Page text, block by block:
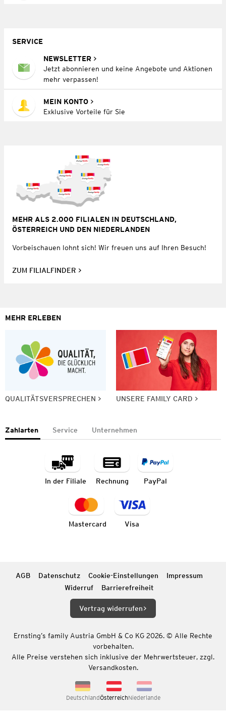
SERVICE
NEWSLETTER
Jetzt abonnieren und keine Angebote und Aktionen
mehr verpassen!
MEIN KONTO
Exklusive Vorteile für Sie
MEHR ALS 2.000 FILIALEN IN DEUTSCHLAND,
ÖSTERREICH UND DEN NIEDERLANDEN
Vorbeischauen lohnt sich! Wir freuen uns auf Ihren Besuch!
ZUM FILIALFINDER
MEHR ERLEBEN
QUALITÄTSVERSPRECHEN UNSERE FAMILY CARD
Zahlarten Service Unternehmen
In der Filiale Rechnung PayPal
Mastercard Visa
AGB Datenschutz Cookie-Einstellungen
Impressum
Widerruf
Barrierefreiheit
Vertrag widerrufen
Ernsting’s family Austria GmbH & Co KG 2026. © Alle Rechte
vorbehalten.
Alle Preise verstehen sich inklusive der Mehrwertsteuer, zzgl.
Versandkosten.
DeutschlandÖsterreichNiederlande